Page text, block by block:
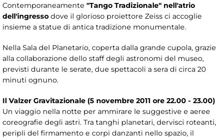
Contemporaneamente "Tango Tradizionale" nell'atrio
dell'ingresso dove il glorioso proiettore Zeiss ci accoglie
insieme a statue di antica tradizione monumentale.
Nella Sala del Planetario, coperta dalla grande cupola, grazie
alla collaborazione dello staff degli astronomi del museo,
previsti durante le serate, due spettacoli a sera di circa 20
minuti ognuno.
Il Valzer Gravitazionale (5 novembre 2011 ore 22.00 - 23.00)
Un viaggio nella notte per ammirare le suggestive e aeree
coreografie degli astri. Tra tanghi planetari, dervisci roteanti,
peripli del firmamento e corpi danzanti nello spazio, il